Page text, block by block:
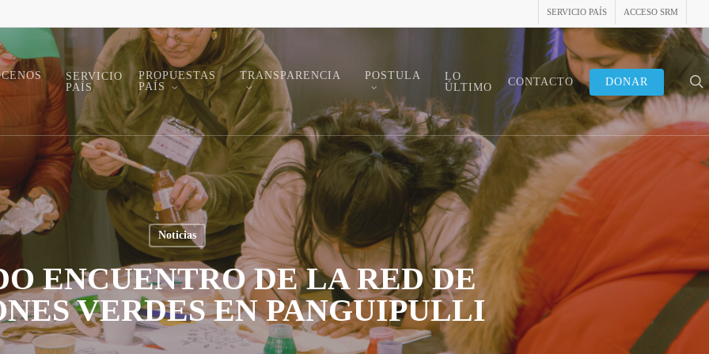
SERVICIO PAÍS ACCESO SRM
SERVICIO
PAÍS
PROPUESTAS
PAÍS
TRANSPARENCIA POSTULA
LO
ÚLTIMO
CONTACTO DONAR
Noticias
ENCUENTRO DE LA RED DE
VERDES EN PANGUIPULLI